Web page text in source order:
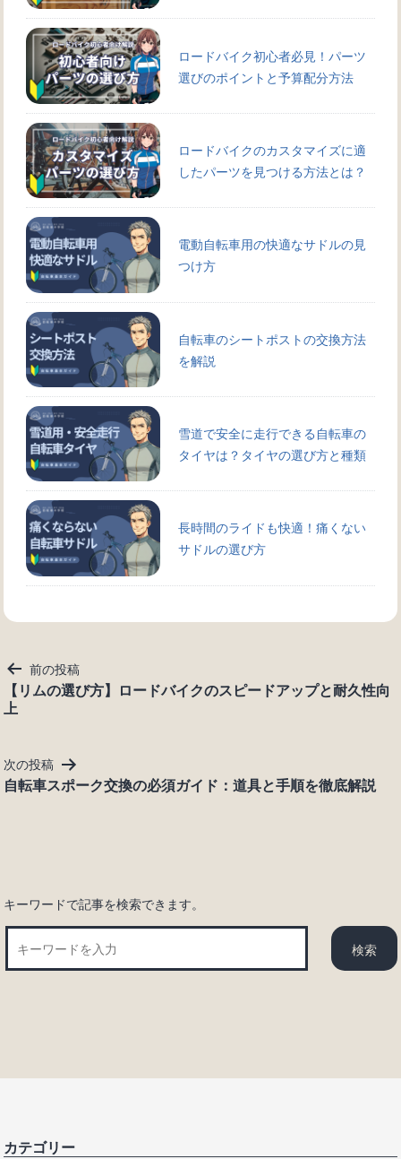
ロードバイク初心者必見！パーツ
選びのポイントと予算配分方法
ロードバイクのカスタマイズに適
したパーツを見つける方法とは？
電動自転車用の快適なサドルの見
つけ方
自転車のシートポストの交換方法
を解説
雪道で安全に走行できる自転車の
タイヤは？タイヤの選び方と種類
長時間のライドも快適！痛くない
サドルの選び方
投
稿
ナ
ゲ
ー
シ
前の投稿
【リムの選び方】ロードバイクのスピードアップと耐久性向
上
次の投稿
自転車スポーク交換の必須ガイド：道具と手順を徹底解説
キーワードで記事を検索できます。
カテゴリー